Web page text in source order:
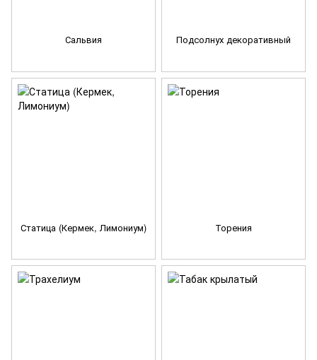
Сальвия Подсолнух декоративный
Статица (Кермек, Лимониум) Торения